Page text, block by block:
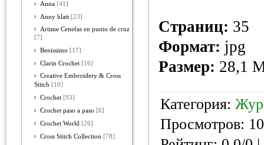
Anna [41]
Anny blatt [23]
Artime Cenefas en punto de cruz
[7]
Benissimo [17]
Clarin Crochet [16]
Creative Embroidery & Cross
Stitch [10]
Crochet [93]
Crochet paso a paso [6]
Crochet World [26]
Cross Stitch Collection [78]
Страниц: 35
Формат: jpg
Размер: 28,1
Категория:
Просмотров: